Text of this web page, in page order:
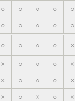
○ ○ ○ ○ ○
○ ○ ○ ○ ○
○ ○ ○ ○ ×
× ○ ○ ○ ×
× ○ ○ ○ ×
× ○ × ○ ×